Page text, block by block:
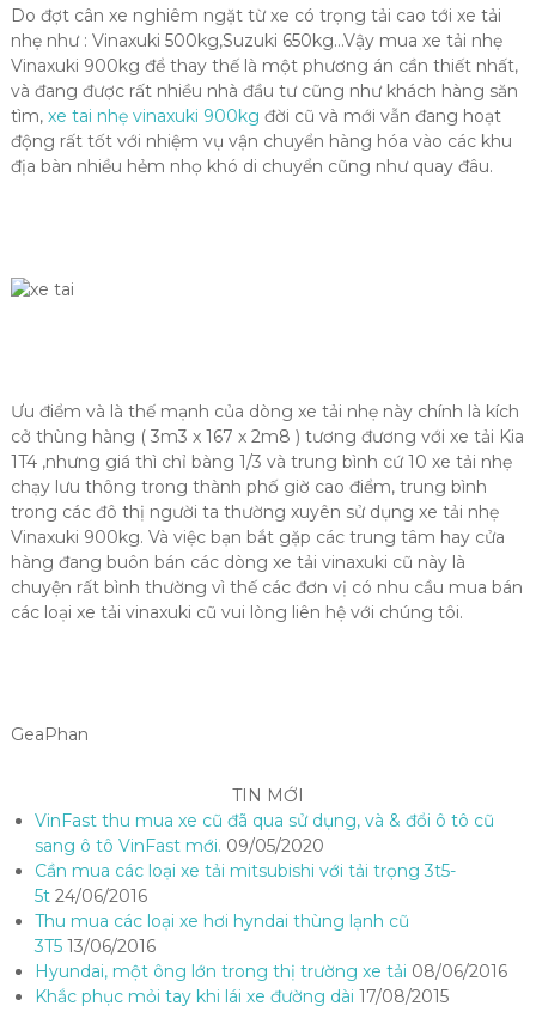
Do đợt cân xe nghiêm ngặt từ xe có trọng tải cao tới xe tải
nhẹ như : Vinaxuki 500kg,Suzuki 650kg…Vậy mua xe tải nhẹ
Vinaxuki 900kg để thay thế là một phương án cần thiết nhất,
và đang được rất nhiều nhà đầu tư cũng như khách hàng săn
tìm,xe tai nhẹ vinaxuki 900kg đời cũ và mới vẫn đang hoạt
động rất tốt với nhiệm vụ vận chuyển hàng hóa vào các khu
địa bàn nhiều hẻm nhọ khó di chuyển cũng như quay đâu.
Ưu điểm và là thế mạnh của dòng xe tải nhẹ này chính là kích
cở thùng hàng ( 3m3 x 167 x 2m8 ) tương đương với xe tải Kia
1T4 ,nhưng giá thì chỉ bàng 1/3 và trung bình cứ 10 xe tải nhẹ
chạy lưu thông trong thành phố giờ cao điểm, trung bình
trong các đô thị người ta thường xuyên sử dụng xe tải nhẹ
Vinaxuki 900kg. Và việc bạn bắt gặp các trung tâm hay cửa
hàng đang buôn bán các dòng xe tải vinaxuki cũ này là
chuyện rất bình thường vì thế các đơn vị có nhu cầu mua bán
các loại xe tải vinaxuki cũ vui lòng liên hệ với chúng tôi.
GeaPhan
TIN MỚI
VinFast thu mua xe cũ đã qua sử dụng, và & đổi ô tô cũ
sang ô tô VinFast mới. 09/05/2020
Cần mua các loại xe tải mitsubishi với tải trọng 3t5-
5t24/06/2016
Thu mua các loại xe hơi hyndai thùng lạnh cũ
3T513/06/2016
Hyundai, một ông lớn trong thị trường xe tải 08/06/2016
Khắc phục mỏi tay khi lái xe đường dài 17/08/2015